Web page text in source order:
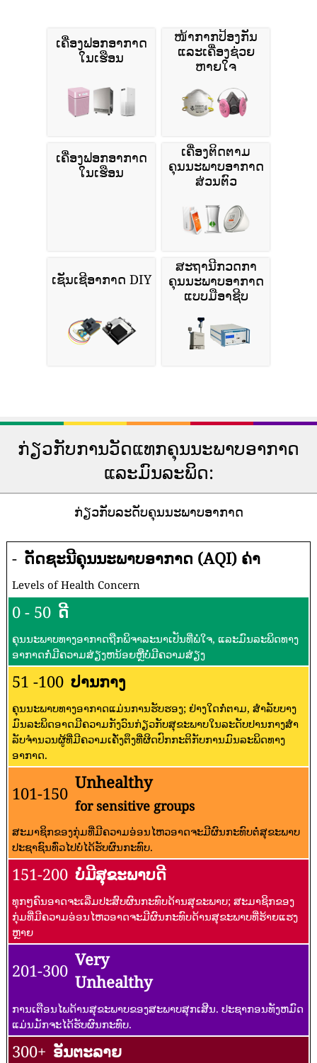
ເຄື່ອງຟອກອາກາດ
ໃນເຮືອນ
ໜ້າກາກປ້ອງກັນ
ແລະເຄື່ອງຊ່ວຍ
ຫາຍໃຈ
ເຄື່ອງຟອກອາກາດ
ໃນເຮືອນ
ເຄື່ອງຕິດຕາມ
ຄຸນນະພາບອາກາດ
ສ່ວນຕົວ
ເຊັນເຊີອາກາດ DIY
ສະຖານີກວດກາ
ຄຸນນະພາບອາກາດ
ແບບມືອາຊີບ
ກ່ຽວກັບການວັດແທກຄຸນນະພາບອາກາດ
ແລະມົນລະພິດ:
ກ່ຽວກັບລະດັບຄຸນນະພາບອາກາດ
- ດັດຊະນີຄຸນນະພາບອາກາດ (AQI) ຄ່າ
Levels of Health Concern
0 - 50 ດີ
ຄຸນນະພາບທາງອາກາດຖືກພິຈາລະນາເປັນທີ່ພໍໃຈ, ແລະມົນລະພິດທາງ
ອາກາດກໍ່ມີຄວາມສ່ຽງຫນ້ອຍຫຼືບໍ່ມີຄວາມສ່ຽງ
51 -100 ປານກາງ
ຄຸນນະພາບທາງອາກາດແມ່ນການຮັບຮອງ; ຢ່າງໃດກໍ່ຕາມ, ສໍາລັບບາງ
ມົນລະພິດອາດມີຄວາມກັງວົນກ່ຽວກັບສຸຂະພາບໃນລະດັບປານກາງສໍາ
ລັບຈໍານວນຜູ້ທີ່ມີຄວາມເຄັ່ງຕຶງທີ່ຜິດປົກກະຕິກັບການມົນລະພິດທາງ
ອາກາດ.
101-150
Unhealthy
for sensitive groups
ສະມາຊິກຂອງກຸ່ມທີ່ມີຄວາມອ່ອນໄຫວອາດຈະມີຜົນກະທົບຕໍ່ສຸຂະພາບ
ປະຊາຊົນທົ່ວໄປບໍ່ໄດ້ຮັບຜົນກະທົບ.
151-200 ບໍ່ມີສຸຂະພາບດີ
ທຸກໆຄົນອາດຈະເລີ່ມປະສົບຜົນກະທົບດ້ານສຸຂະພາບ; ສະມາຊິກຂອງ
ກຸ່ມທີ່ມີຄວາມອ່ອນໄຫວອາດຈະມີຜົນກະທົບດ້ານສຸຂະພາບທີ່ຮ້າຍແຮງ
ຫຼາຍ
201-300
Very
Unhealthy
ການເຕືອນໄພດ້ານສຸຂະພາບຂອງສະພາບສຸກເສີນ. ປະຊາກອນທັງຫມົດ
ແມ່ນມັກຈະໄດ້ຮັບຜົນກະທົບ.
300+ ອັນຕະລາຍ